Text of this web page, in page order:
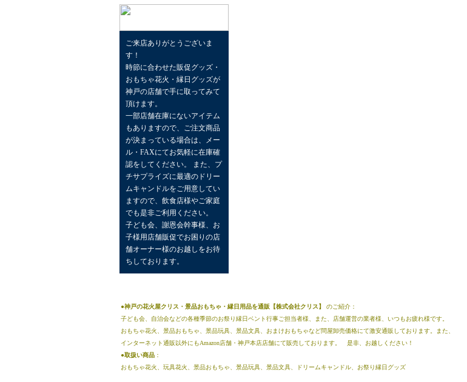
ご来店ありがとうございま
す！
時節に合わせた販促グッズ・
おもちゃ花火・縁日グッズが
神戸の店舗で手に取ってみて
頂けます。
一部店舗在庫にないアイテム
もありますので、ご注文商品
が決まっている場合は、メー
ル・FAXにてお気軽に在庫確
認をしてください。 また、プ
チサプライズに最適のドリー
ムキャンドルをご用意してい
ますので、飲食店様やご家庭
でも是非ご利用ください。
子ども会、謝恩会幹事様、お
子様用店舗販促でお困りの店
舗オーナー様のお越しをお待
ちしております。
●神戸の花火屋クリス・景品おもちゃ・縁日用品を通販【株式会社クリス】 のご紹介：
子ども会、自治会などの各種季節のお祭り縁日ベント行事ご担当者様、また、店舗運営の業者様、いつもお疲れ様です。
おもちゃ花火、景品おもちゃ、景品玩具、景品文具、おまけおもちゃなど問屋卸売価格にて激安通販しております。また、
インターネット通販以外にもAmazon店舗・神戸本店店舗にて販売しております。 是非、お越しください！
●取扱い商品 ：
おもちゃ花火、玩具花火、景品おもちゃ、景品玩具、景品文具、ドリームキャンドル、お祭り縁日グッズ